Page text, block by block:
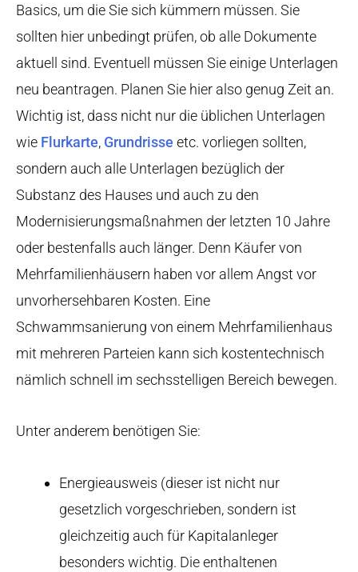
Basics, um die Sie sich kümmern müssen. Sie
sollten hier unbedingt prüfen, ob alle Dokumente
aktuell sind. Eventuell müssen Sie einige Unterlagen
neu beantragen. Planen Sie hier also genug Zeit an.
Wichtig ist, dass nicht nur die üblichen Unterlagen
wie Flurkarte, Grundrisse etc. vorliegen sollten,
sondern auch alle Unterlagen bezüglich der
Substanz des Hauses und auch zu den
Modernisierungsmaßnahmen der letzten 10 Jahre
oder bestenfalls auch länger. Denn Käufer von
Mehrfamilienhäusern haben vor allem Angst vor
unvorhersehbaren Kosten. Eine
Schwammsanierung von einem Mehrfamilienhaus
mit mehreren Parteien kann sich kostentechnisch
nämlich schnell im sechsstelligen Bereich bewegen.
Unter anderem benötigen Sie:
Energieausweis (dieser ist nicht nur
gesetzlich vorgeschrieben, sondern ist
gleichzeitig auch für Kapitalanleger
besonders wichtig. Die enthaltenen